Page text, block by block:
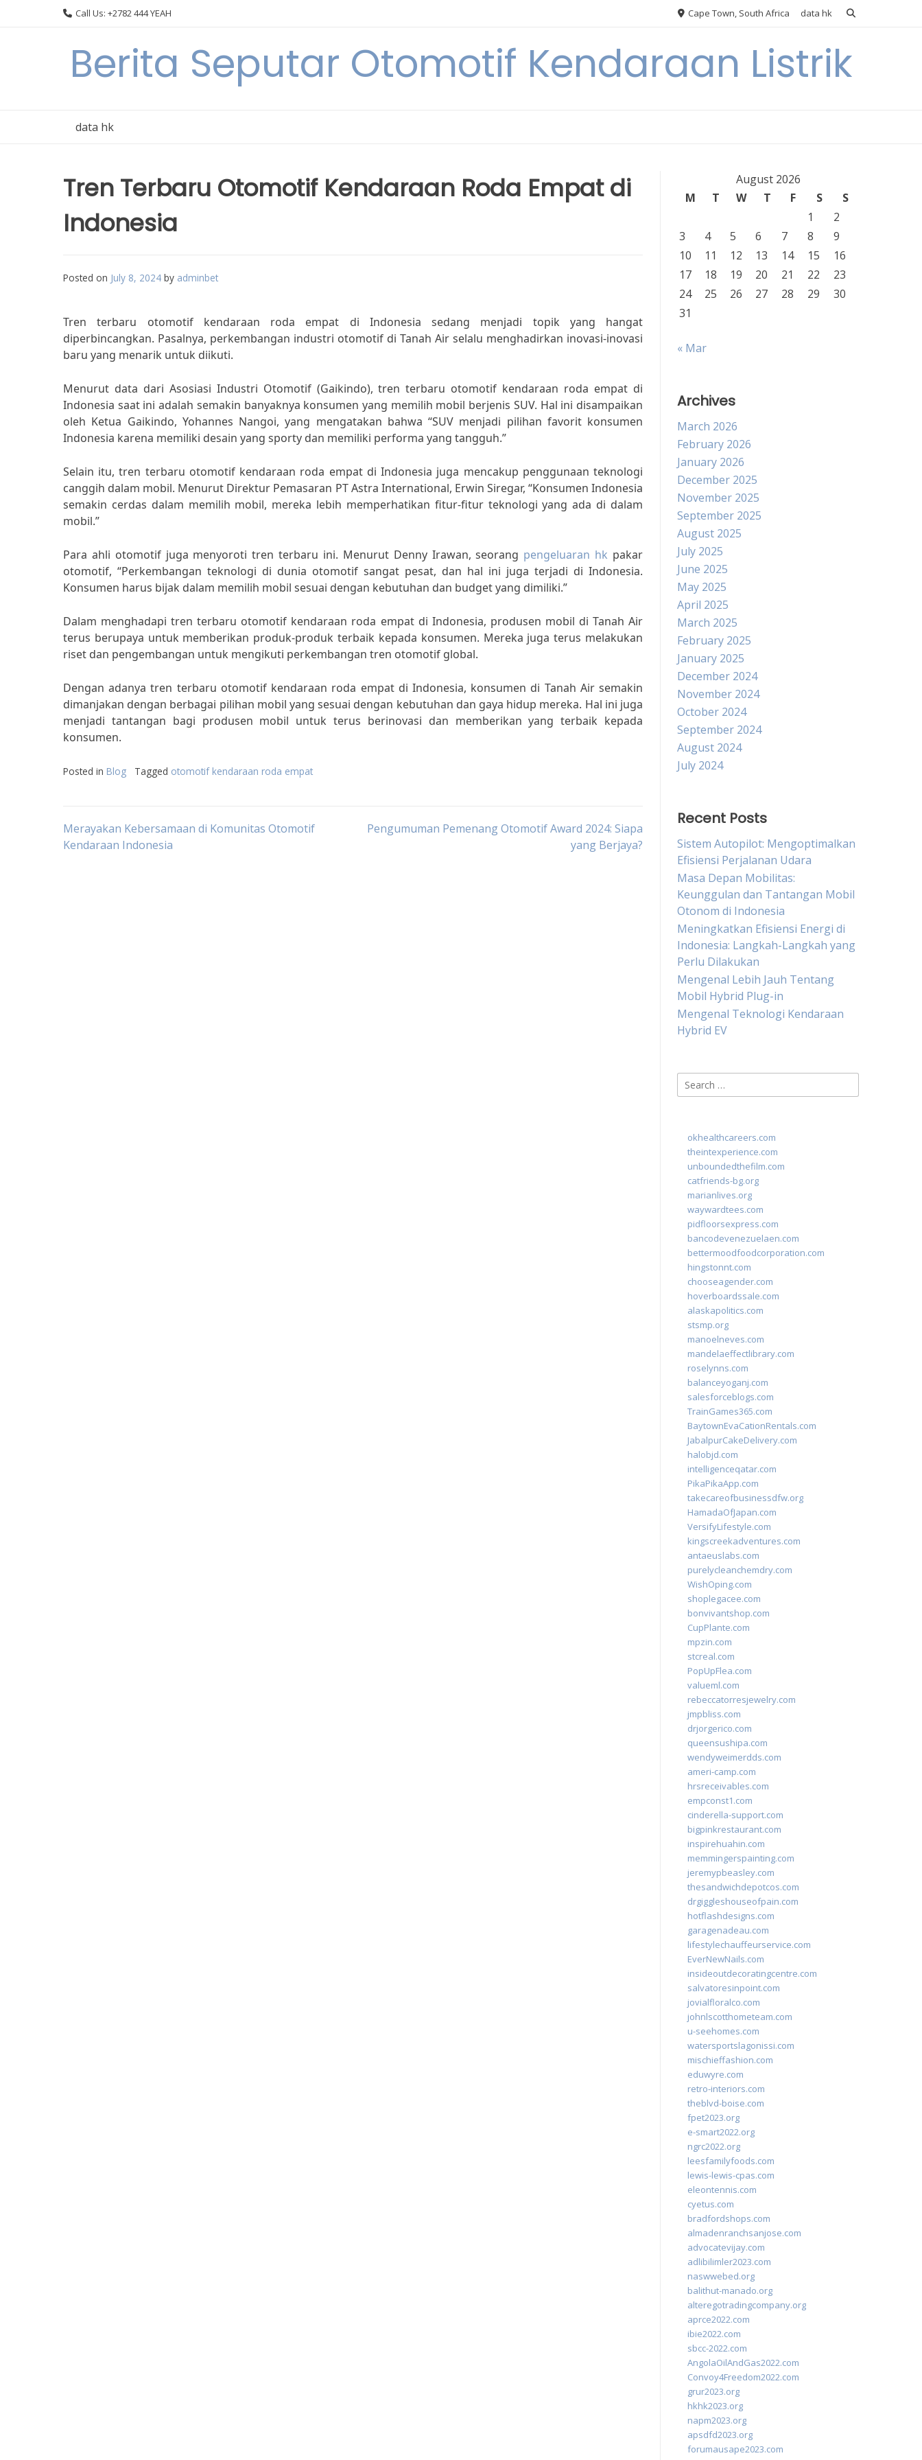
Call Us: +2782 444 YEAH Cape Town, South Africa data hk
Berita Seputar Otomotif Kendaraan Listrik
data hk
Tren Terbaru Otomotif Kendaraan Roda Empat di
Indonesia
Posted on July 8, 2024 by adminbet
Tren terbaru otomotif kendaraan roda empat di Indonesia sedang menjadi topik yang hangat
diperbincangkan. Pasalnya, perkembangan industri otomotif di Tanah Air selalu menghadirkan inovasi-inovasi
baru yang menarik untuk diikuti.
Menurut data dari Asosiasi Industri Otomotif (Gaikindo), tren terbaru otomotif kendaraan roda empat di
Indonesia saat ini adalah semakin banyaknya konsumen yang memilih mobil berjenis SUV. Hal ini disampaikan
oleh Ketua Gaikindo, Yohannes Nangoi, yang mengatakan bahwa “SUV menjadi pilihan favorit konsumen
Indonesia karena memiliki desain yang sporty dan memiliki performa yang tangguh.”
Selain itu, tren terbaru otomotif kendaraan roda empat di Indonesia juga mencakup penggunaan teknologi
canggih dalam mobil. Menurut Direktur Pemasaran PT Astra International, Erwin Siregar, “Konsumen Indonesia
semakin cerdas dalam memilih mobil, mereka lebih memperhatikan fitur-fitur teknologi yang ada di dalam
mobil.”
Para ahli otomotif juga menyoroti tren terbaru ini. Menurut Denny Irawan, seorang pengeluaran hk pakar
otomotif, “Perkembangan teknologi di dunia otomotif sangat pesat, dan hal ini juga terjadi di Indonesia.
Konsumen harus bijak dalam memilih mobil sesuai dengan kebutuhan dan budget yang dimiliki.”
Dalam menghadapi tren terbaru otomotif kendaraan roda empat di Indonesia, produsen mobil di Tanah Air
terus berupaya untuk memberikan produk-produk terbaik kepada konsumen. Mereka juga terus melakukan
riset dan pengembangan untuk mengikuti perkembangan tren otomotif global.
Dengan adanya tren terbaru otomotif kendaraan roda empat di Indonesia, konsumen di Tanah Air semakin
dimanjakan dengan berbagai pilihan mobil yang sesuai dengan kebutuhan dan gaya hidup mereka. Hal ini juga
menjadi tantangan bagi produsen mobil untuk terus berinovasi dan memberikan yang terbaik kepada
konsumen.
Posted in Blog Tagged otomotif kendaraan roda empat
Post
Merayakan Kebersamaan di Komunitas Otomotif
Kendaraan Indonesia
Pengumuman Pemenang Otomotif Award 2024: Siapa
yang Berjaya?
August 2026
M
T W T F S
S
1
2
3
4 5 6 7 8
9
10
11 12 13 14 15
16
17
18 19 20 21 22
23
24
25 26 27 28 29
30
31
« Mar
Archives
March 2026
February 2026
January 2026
December 2025
November 2025
September 2025
August 2025
July 2025
June 2025
May 2025
April 2025
March 2025
February 2025
January 2025
December 2024
November 2024
October 2024
September 2024
August 2024
July 2024
Recent Posts
Sistem Autopilot: Mengoptimalkan
Efisiensi Perjalanan Udara
Masa Depan Mobilitas:
Keunggulan dan Tantangan Mobil
Otonom di Indonesia
Meningkatkan Efisiensi Energi di
Indonesia: Langkah-Langkah yang
Perlu Dilakukan
Mengenal Lebih Jauh Tentang
Mobil Hybrid Plug-in
Mengenal Teknologi Kendaraan
Hybrid EV
Search
for:
okhealthcareers.com
theintexperience.com
unboundedthefilm.com
catfriends-bg.org
marianlives.org
waywardtees.com
pidfloorsexpress.com
bancodevenezuelaen.com
bettermoodfoodcorporation.com
hingstonnt.com
chooseagender.com
hoverboardssale.com
alaskapolitics.com
stsmp.org
manoelneves.com
mandelaeffectlibrary.com
roselynns.com
balanceyoganj.com
salesforceblogs.com
TrainGames365.com
BaytownEvaCationRentals.com
JabalpurCakeDelivery.com
halobjd.com
intelligenceqatar.com
PikaPikaApp.com
takecareofbusinessdfw.org
HamadaOfJapan.com
VersifyLifestyle.com
kingscreekadventures.com
antaeuslabs.com
purelycleanchemdry.com
WishOping.com
shoplegacee.com
bonvivantshop.com
CupPlante.com
mpzin.com
stcreal.com
PopUpFlea.com
valueml.com
rebeccatorresjewelry.com
jmpbliss.com
drjorgerico.com
queensushipa.com
wendyweimerdds.com
ameri-camp.com
hrsreceivables.com
empconst1.com
cinderella-support.com
bigpinkrestaurant.com
inspirehuahin.com
memmingerspainting.com
jeremypbeasley.com
thesandwichdepotcos.com
drgiggleshouseofpain.com
hotflashdesigns.com
garagenadeau.com
lifestylechauffeurservice.com
EverNewNails.com
insideoutdecoratingcentre.com
salvatoresinpoint.com
jovialfloralco.com
johnlscotthometeam.com
u-seehomes.com
watersportslagonissi.com
mischieffashion.com
eduwyre.com
retro-interiors.com
theblvd-boise.com
fpet2023.org
e-smart2022.org
ngrc2022.org
leesfamilyfoods.com
lewis-lewis-cpas.com
eleontennis.com
cyetus.com
bradfordshops.com
almadenranchsanjose.com
advocatevijay.com
adlibilimler2023.com
naswwebed.org
balithut-manado.org
alteregotradingcompany.org
aprce2022.com
ibie2022.com
sbcc-2022.com
AngolaOilAndGas2022.com
Convoy4Freedom2022.com
grur2023.org
hkhk2023.org
napm2023.org
apsdfd2023.org
forumausape2023.com